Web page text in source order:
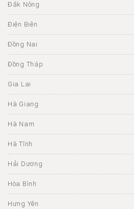
Đắk Nông
Điện Biên
Đồng Nai
Đồng Tháp
Gia Lai
Hà Giang
Hà Nam
Hà Tĩnh
Hải Dương
Hòa Bình
Hưng Yên